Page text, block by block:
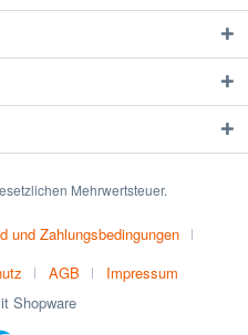
Mehrwertsteuer.
und Zahlungsbedingungen
AGB
Impressum
Shopware